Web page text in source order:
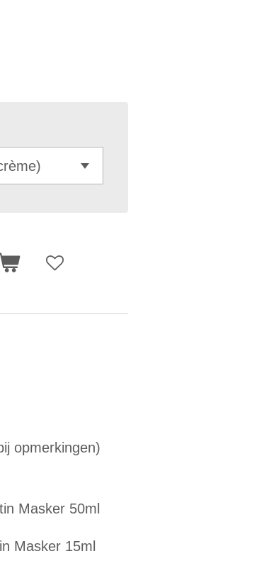
opmerkingen)
Masker 50ml
Masker 15ml